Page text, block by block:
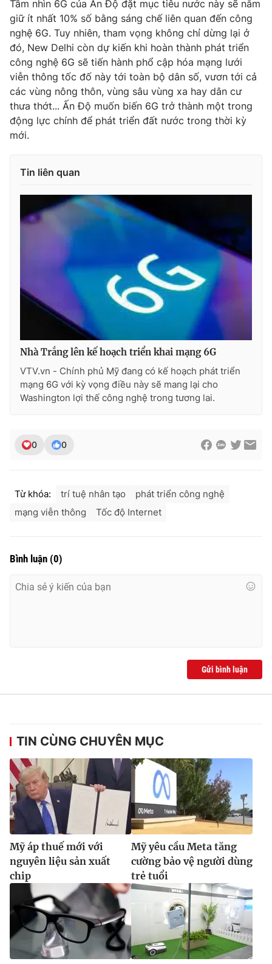
Ðiện thoại Thời báo VTV:024.66 897 897
Email: toasoan@vtv.vn
Liên hệ quảng cáo:
024-7300.7108
® Cấm sao chép dưới mọi hình thức nếu không có sự chấp
thuận bằng văn bản. Ghi rõ nguồn VTV.vn khi phát hành lại
thông tin từ website này.
Tầm nhìn 6G của Ấn Độ đặt mục tiêu nước này sẽ nắm
giữ ít nhất 10% số bằng sáng chế liên quan đến công
nghệ 6G. Tuy nhiên, tham vọng không chỉ dừng lại ở
đó, New Delhi còn dự kiến khi hoàn thành phát triển
công nghệ 6G sẽ tiến hành phổ cập hóa mạng lưới
viễn thông tốc đố này tới toàn bộ dân số, vươn tới cả
các vùng nông thôn, vùng sâu vùng xa hay dân cư
thưa thớt... Ấn Độ muốn biến 6G trở thành một trong
động lực chính để phát triển đất nước trong thời kỳ
mới.
Tin liên quan
Nhà Trắng lên kế hoạch triển khai mạng 6G
VTV.vn - Chính phủ Mỹ đang có kế hoạch phát triển
mạng 6G với kỳ vọng điều này sẽ mang lại cho
Washington lợi thế công nghệ trong tương lai.
0 0
Từ khóa: trí tuệ nhân tạo
phát triển công nghệ
mạng viễn thông
Tốc độ Internet
Bình luận (0)
Gửi bình luận
TIN CÙNG CHUYÊN MỤC
Mỹ áp thuế mới với
nguyên liệu sản xuất
chip
Mỹ yêu cầu Meta tăng
cường bảo vệ người dùng
trẻ tuổi